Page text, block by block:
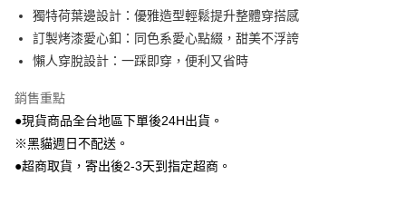
大哥付你分期
相關說明
【大哥付你分期使用說明】
2.付款方式選擇「大哥付你分期」，訂單成立後會自動跳轉到大哥付的交易
流程，驗證手機門號後，選擇欲分期的期數、繳款截止日，確認付款後即完
成交易。
3.實際核准額度、可分期數及費用金額請依後續交易確認頁面所載為準。
4.訂單成立30分鐘內，如未前往確認交易或遇審核未通過，訂單將自動取
相關說明
【關於「AFTEE先享後付」】
AFTEE先享後付是「在收到商品之後才付款」的支付方式。 讓您購物簡單
便利好安心！
１．簡單：不需註冊會員、不需綁卡、不需儲值。
貨到付款
獨特荷葉邊設計：優雅造型輕鬆提升整體穿搭感
訂製烤漆愛心釦：同色系愛心點綴，甜美不浮誇
懶人穿脫設計：一踩即穿，便利又省時
銷售重點
●現貨商品全台地區下單後24H出貨。
※黑貓週日不配送。
●超商取貨，寄出後2-3天到指定超商。